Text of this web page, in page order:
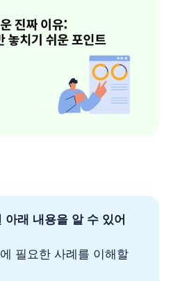
아래 내용을 알 수 있어
필요한 사례를 이해할